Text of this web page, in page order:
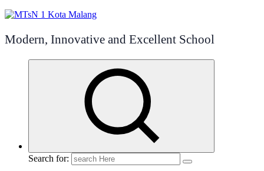
Modern, Innovative and Excellent School
Search for: